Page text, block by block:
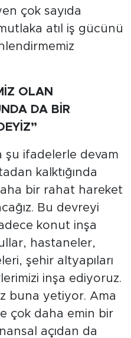
çok sayıda
atıl iş gücünü
OLAN
DA BİR
şu ifadelerle devam
kalktığında
bir rahat hareket
Bu devreyi
konut inşa
hastaneler,
şehir altyapıları
inşa ediyoruz.
buna yetiyor. Ama
çok daha emin bir
açıdan da